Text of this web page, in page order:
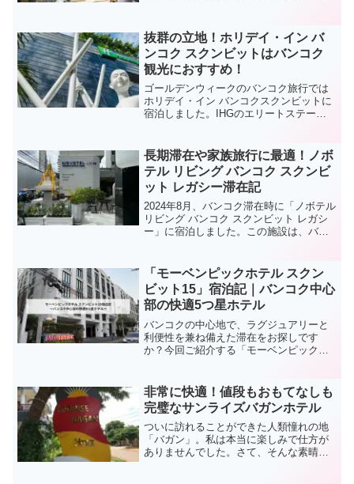
抜群の立地！ホリデイ・イン バ
ンコク スクンビットはバンコク
観光におすすめ！
ゴールデンウィークのバンコク旅行では
ホリデイ・イン バンコクスクンビットに
宿泊しました。IHGのエリートステータ
イ・インはリーズナブルな上に品質も安
定していますので、選択することが多い
のですが、今回のホリデイ・イン バンコ
クスクンビットも非常に立地が良い上に
室内のクオリティも高く快適に過ごすこ
とができました。以下、詳細をご紹介し
ます。
長期滞在や家族旅行に最適！ノボ
テル リビング バンコク スクンビ
ット レガシー滞在記
2024年8月、バンコク滞在時に「ノボテル
リビング バンコク スクンビット レガシ
ー」に宿泊しました。この施設は、バン
事では、長期滞在や家族旅行に最適なノ
ボテル リビング バンコク スクンビット
レガシーについて詳細をお届けします。
「モーベンピックホテル スクン
ビット15」宿泊記｜バンコク中心
部の快適5つ星ホテル
バンコクの中心地で、ラグジュアリーと
利便性を兼ね備えた滞在をお探しです
か？今回ご紹介する「モーベンピックホ
す。今回の記事ではモーベンピックホテ
ル スクンビット15の詳細や実際に宿泊し
ての感想をお届けします。
非常に快適！値段もおもてなしも
完璧なサンライズバガンホテル
ついに訪れることができた人類憧れの地
「バガン」。私は本当に楽しみで仕方が
ありませんでした。さて、そんな素晴ら